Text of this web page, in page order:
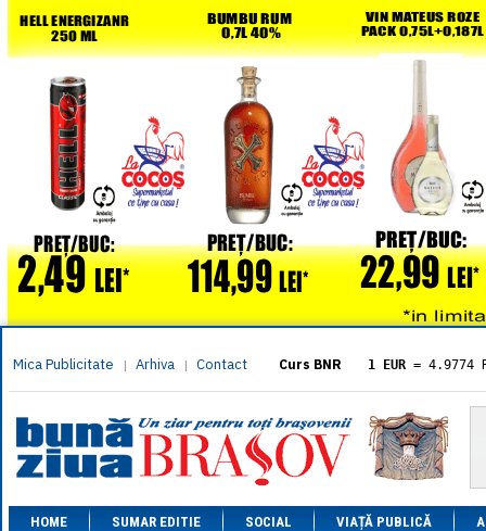
Mica Publicitate | Arhiva | Contact Curs BNR 1 EUR = 4.9774
= 5.8304
1 XAU= 464.4611
1 AED= 1.1933
1 AUD= 2.7957
1 BGN= 2.5449
1 CAD= 3.1559
HOME SUMAR EDITIE SOCIAL VIAȚĂ PUBLICĂ